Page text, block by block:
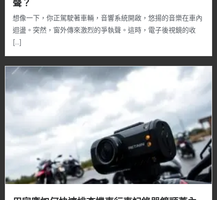
聲？
想像一下，你正駕駛著車輛，音響系統開啟，悠揚的音樂在車內
迴盪。突然，窗外傳來激烈的爭執聲。這時，電子後視鏡的收
[…]